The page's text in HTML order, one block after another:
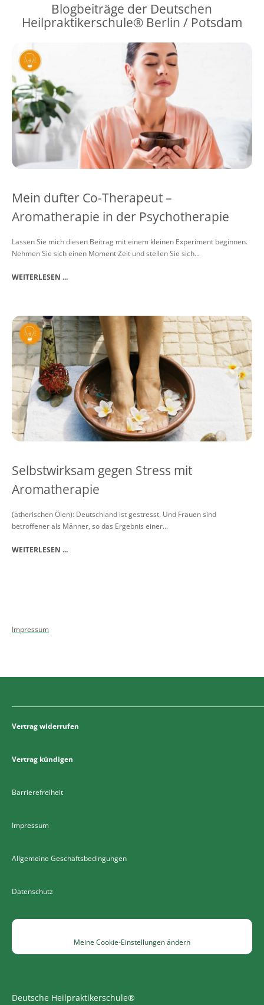
Blogbeiträge der Deutschen
Heilpraktikerschule® Berlin / Potsdam
Mein dufter Co-Therapeut –
Aromatherapie in der Psychotherapie
Lassen Sie mich diesen Beitrag mit einem kleinen Experiment beginnen.
Nehmen Sie sich einen Moment Zeit und stellen Sie sich...
WEITERLESEN ...
Selbstwirksam gegen Stress mit
Aromatherapie
(ätherischen Ölen): Deutschland ist gestresst. Und Frauen sind
betroffener als Männer, so das Ergebnis einer...
WEITERLESEN ...
Impressum
Vertrag widerrufen
Vertrag kündigen
Barrierefreiheit
Impressum
Allgemeine Geschäftsbedingungen
Datenschutz
Meine Cookie-Einstellungen ändern
Deutsche Heilpraktikerschule®